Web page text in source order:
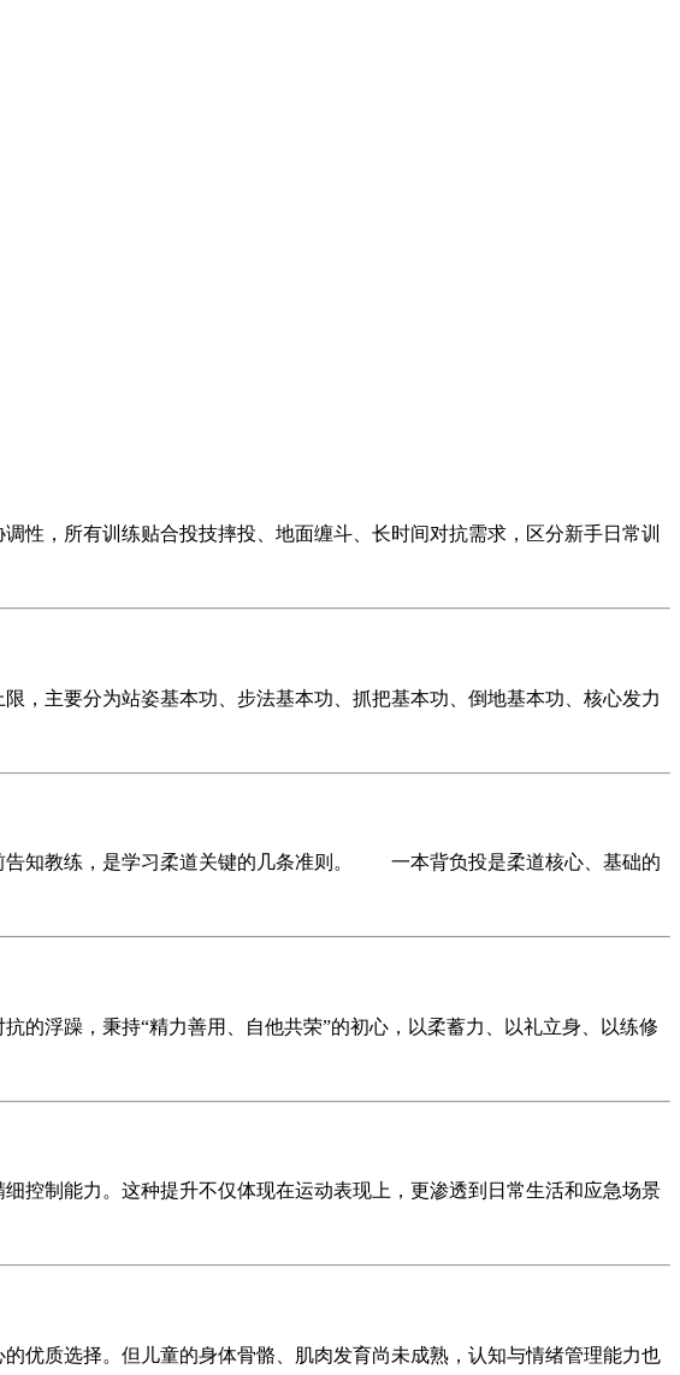
，所有训练贴合投技摔投、地面缠斗、长时间对抗需求，区分新手日常训
主要分为站姿基本功、步法基本功、抓把基本功、倒地基本功、核心发力
知教练，是学习柔道关键的几条准则。 一本背负投是柔道核心、基础的
浮躁，秉持“精力善用、自他共荣”的初心，以柔蓄力、以礼立身、以练修
制能力。这种提升不仅体现在运动表现上，更渗透到日常生活和应急场景
质选择。但儿童的身体骨骼、肌肉发育尚未成熟，认知与情绪管理能力也